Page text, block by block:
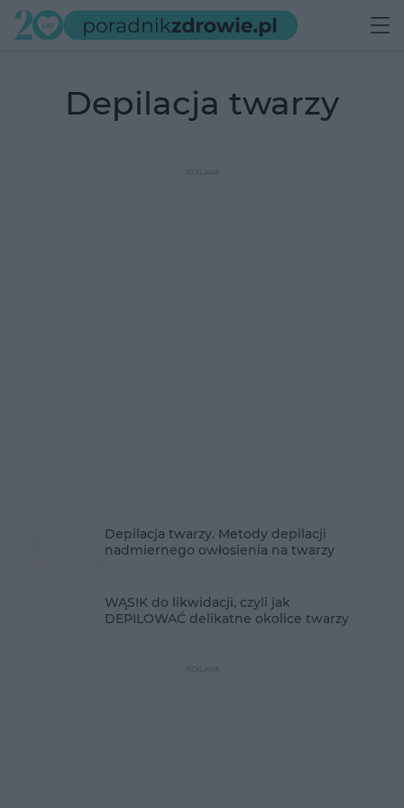
depilacja twarzy
Depilacja twarzy. Metody depilacji
nadmiernego owłosienia na twarzy
WĄSIK do likwidacji, czyli jak
DEPILOWAĆ delikatne okolice twarzy